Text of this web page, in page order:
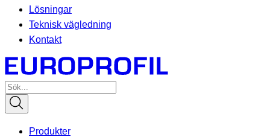
Lösningar
Teknisk vägledning
Kontakt
Produkter